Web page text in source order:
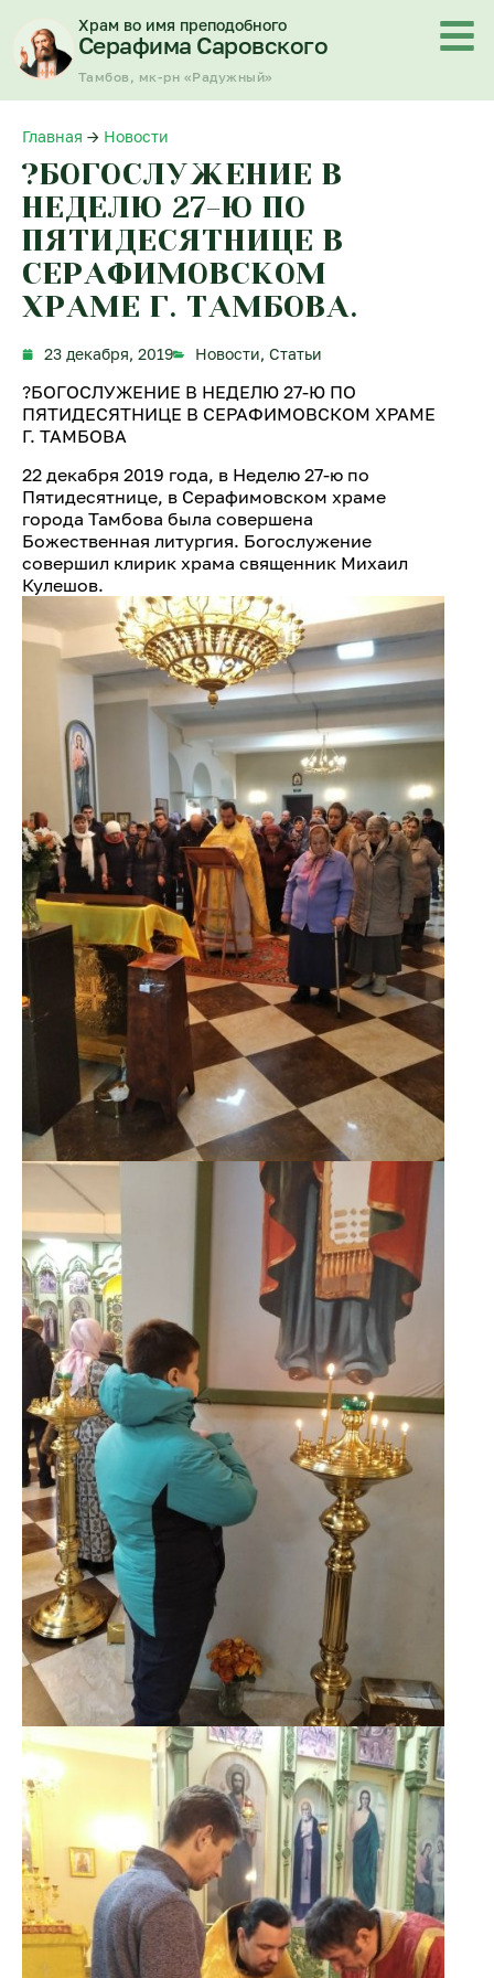
содержимому
Храм во имя преподобного
Серафима Саровского
Тамбов, мк-рн «Радужный»
Главная → Новости
?БОГОСЛУЖЕНИЕ В
НЕДЕЛЮ 27-Ю ПО
ПЯТИДЕСЯТНИЦЕ В
СЕРАФИМОВСКОМ
ХРАМЕ Г. ТАМБОВА.
23 декабря, 2019 Новости, Статьи
?БОГОСЛУЖЕНИЕ В НЕДЕЛЮ 27-Ю ПО
ПЯТИДЕСЯТНИЦЕ В СЕРАФИМОВСКОМ ХРАМЕ
Г. ТАМБОВА
22 декабря 2019 года, в Неделю 27-ю по
Пятидесятнице, в Серафимовском храме
города Тамбова была совершена
Божественная литургия. Богослужение
совершил клирик храма священник Михаил
Кулешов.